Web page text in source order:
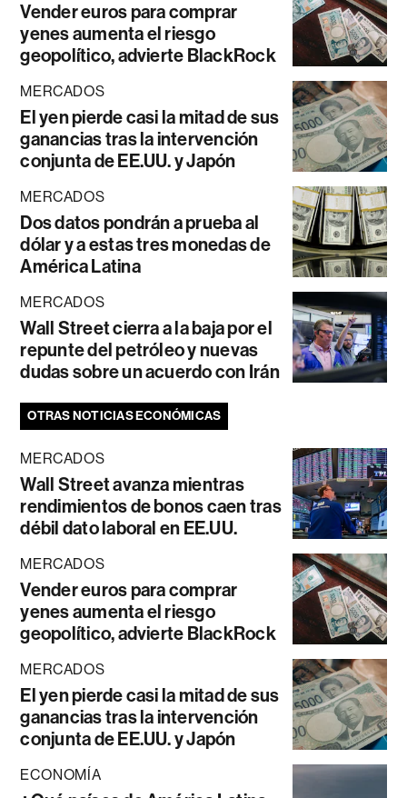
Vender euros para comprar
yenes aumenta el riesgo
geopolítico, advierte BlackRock
MERCADOS
El yen pierde casi la mitad de sus
ganancias tras la intervención
conjunta de EE.UU. y Japón
MERCADOS
Dos datos pondrán a prueba al
dólar y a estas tres monedas de
América Latina
MERCADOS
Wall Street cierra a la baja por el
repunte del petróleo y nuevas
dudas sobre un acuerdo con Irán
OTRAS NOTICIAS ECONÓMICAS
MERCADOS
Wall Street avanza mientras
rendimientos de bonos caen tras
débil dato laboral en EE.UU.
MERCADOS
Vender euros para comprar
yenes aumenta el riesgo
geopolítico, advierte BlackRock
MERCADOS
El yen pierde casi la mitad de sus
ganancias tras la intervención
conjunta de EE.UU. y Japón
ECONOMÍA